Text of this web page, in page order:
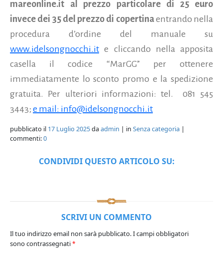
mareonline.it al prezzo particolare di 25 euro
invece dei 35 del prezzo di copertinaentrando nella
procedura d’ordine del manuale su
www.idelsongnocchi.it e cliccando nella apposita
casella il codice “MarGG” per ottenere
immediatamente lo sconto promo e la spedizione
gratuita. Per ulteriori informazioni: tel. 081 545
3443; e mail: info@idelsongnocchi.it
pubblicato il 17 Luglio 2025daadmin | in Senza categoria |
commenti:0
CONDIVIDI QUESTO ARTICOLO SU:
SCRIVI UN COMMENTO
Il tuo indirizzo email non sarà pubblicato.I campi obbligatori
sono contrassegnati*